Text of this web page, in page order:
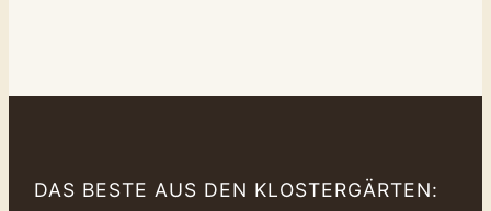
DAS BESTE AUS DEN KLOSTERGÄRTEN: